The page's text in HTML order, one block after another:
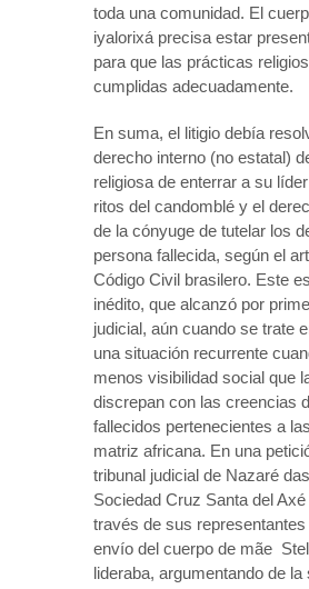
toda una comunidad. El
iyalorixá precisa estar
para que las prácticas
cumplidas adecuadamente.
En suma, el litigio debía
derecho interno (no estatal)
religiosa de enterrar a su
ritos del candomblé y el
de la cónyuge de tutelar los
persona fallecida, según el
Código Civil brasilero. Este
inédito, que alcanzó por
judicial, aún cuando se trate
una situación recurrente
menos visibilidad social que
discrepan con las creencias
fallecidos pertenecientes a
matriz africana. En una
tribunal judicial de Nazaré
Sociedad Cruz Santa del
través de sus representantes
envío del cuerpo de mãe
lideraba, argumentando de la